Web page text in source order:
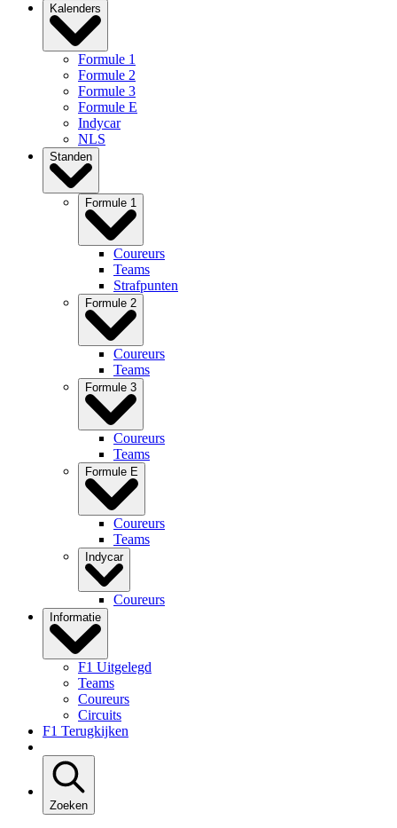
Kalenders
Formule 1
Formule 2
Formule 3
Formule E
Indycar
NLS
Standen
Formule 1
Coureurs
Teams
Strafpunten
Formule 2
Coureurs
Teams
Formule 3
Coureurs
Teams
Formule E
Coureurs
Teams
Indycar
Coureurs
Informatie
F1 Uitgelegd
Teams
Coureurs
Circuits
F1 Terugkijken
Zoeken